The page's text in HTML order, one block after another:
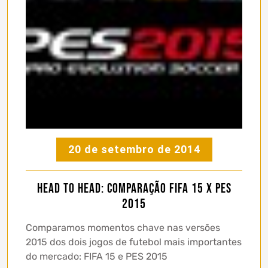
20 de setembro de 2014
Head to Head: Comparação FIFA 15 x PES
2015
Comparamos momentos chave nas versões
2015 dos dois jogos de futebol mais importantes
do mercado: FIFA 15 e PES 2015